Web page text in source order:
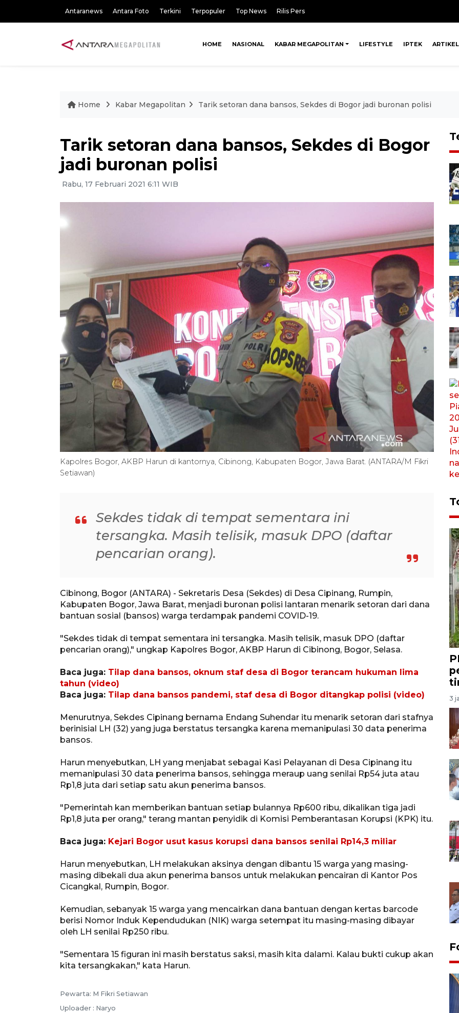
Antaranews Antara Foto Terkini Terpopuler Top News Rilis Pers
HOME NASIONAL KABAR MEGAPOLITAN LIFESTYLE IPTEK ARTIKEL
Home Kabar Megapolitan Tarik setoran dana bansos, Sekdes di Bogor jadi buronan polisi
Tarik setoran dana bansos, Sekdes di Bogor
jadi buronan polisi
Rabu, 17 Februari 2021 6:11 WIB
Kapolres Bogor, AKBP Harun di kantornya, Cibinong, Kabupaten Bogor, Jawa Barat. (ANTARA/M Fikri
Setiawan)
Sekdes tidak di tempat sementara ini
tersangka. Masih telisik, masuk DPO (daftar
pencarian orang).
Cibinong, Bogor (ANTARA) - Sekretaris Desa (Sekdes) di Desa Cipinang, Rumpin,
Kabupaten Bogor, Jawa Barat, menjadi buronan polisi lantaran menarik setoran dari dana
bantuan sosial (bansos) warga terdampak pandemi COVID-19.
"Sekdes tidak di tempat sementara ini tersangka. Masih telisik, masuk DPO (daftar
pencarian orang)," ungkap Kapolres Bogor, AKBP Harun di Cibinong, Bogor, Selasa.
Baca juga: Tilap dana bansos, oknum staf desa di Bogor terancam hukuman lima
tahun (video)
Baca juga: Tilap dana bansos pandemi, staf desa di Bogor ditangkap polisi (video)
Menurutnya, Sekdes Cipinang bernama Endang Suhendar itu menarik setoran dari stafnya
berinisial LH (32) yang juga berstatus tersangka karena memanipulasi 30 data penerima
bansos.
Harun menyebutkan, LH yang menjabat sebagai Kasi Pelayanan di Desa Cipinang itu
memanipulasi 30 data penerima bansos, sehingga meraup uang senilai Rp54 juta atau
Rp1,8 juta dari setiap satu akun penerima bansos.
"Pemerintah kan memberikan bantuan setiap bulannya Rp600 ribu, dikalikan tiga jadi
Rp1,8 juta per orang," terang mantan penyidik di Komisi Pemberantasan Korupsi (KPK) itu.
Baca juga: Kejari Bogor usut kasus korupsi dana bansos senilai Rp14,3 miliar
Harun menyebutkan, LH melakukan aksinya dengan dibantu 15 warga yang masing-
masing dibekali dua akun penerima bansos untuk melakukan pencairan di Kantor Pos
Cicangkal, Rumpin, Bogor.
Kemudian, sebanyak 15 warga yang mencairkan dana bantuan dengan kertas barcode
berisi Nomor Induk Kependudukan (NIK) warga setempat itu masing-masing dibayar
oleh LH senilai Rp250 ribu.
"Sementara 15 figuran ini masih berstatus saksi, masih kita dalami. Kalau bukti cukup akan
kita tersangkakan," kata Harun.
Pewarta: M Fikri Setiawan
Uploader : Naryo
3